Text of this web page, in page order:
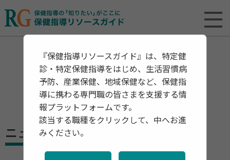
ニュース
『保健指導リソースガイド』は、特定健
診・特定保健指導をはじめ、生活習慣病
予防、産業保健、地域保健など、保健指
導に携わる専門職の皆さまを支援する情
報プラットフォームです。
該当する職種をクリックして、中へお進
みください。